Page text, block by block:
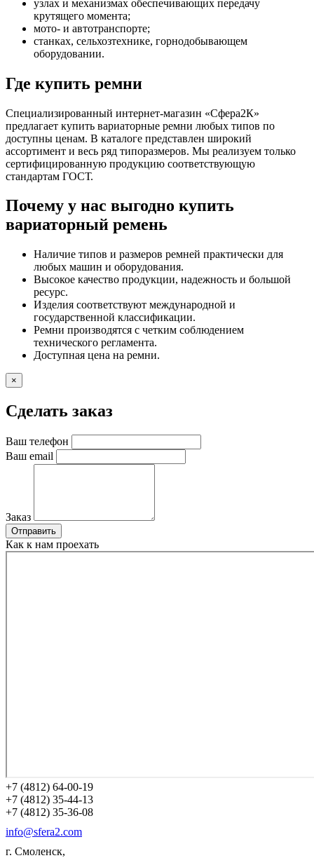
узлах и механизмах обеспечивающих передачу
крутящего момента;
мото- и автотранспорте;
станках, сельхозтехнике, горнодобывающем
оборудовании.
Где купить ремни
Специализированный интернет-магазин «Сфера2К»
предлагает купить вариаторные ремни любых типов по
доступны ценам. В каталоге представлен широкий
ассортимент и весь ряд типоразмеров. Мы реализуем только
сертифицированную продукцию соответствующую
стандартам ГОСТ.
Почему у нас выгодно купить
вариаторный ремень
Наличие типов и размеров ремней практически для
любых машин и оборудования.
Высокое качество продукции, надежность и большой
ресурс.
Изделия соответствуют международной и
государственной классификации.
Ремни производятся с четким соблюдением
технического регламента.
Доступная цена на ремни.
×
Сделать заказ
Ваш телефон
Ваш email
Заказ
Отправить
Как к нам проехать
+7 (4812) 64-00-19
+7 (4812) 35-44-13
+7 (4812) 35-36-08
info@sfera2.com
г. Смоленск,